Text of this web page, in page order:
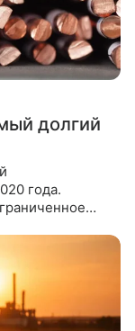
долгий
года.